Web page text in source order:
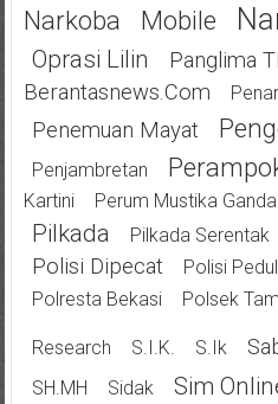
Narkoba
Mobile
Oprasi Lilin Panglima
Berantasnews.com
Penemuan Mayat
Penjambretan
Kartini
Perum Mustika
Pilkada Pilkada Serentak
Polisi Dipecat Polisi
Polresta Bekasi
Polsek
Research S.I.K. S.Ik
SH.MH Sidak Sim